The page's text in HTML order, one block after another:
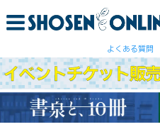
よくある質問